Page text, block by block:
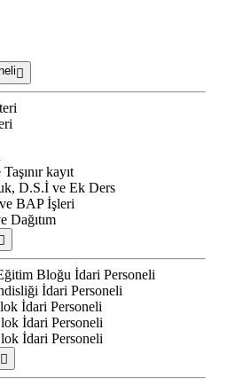
kayıt
D.S.İ ve Ek Ders
BAP İşleri
Dağıtım
Bloğu İdari Personeli
İdari Personeli
İdari Personeli
İdari Personeli
İdari Personeli